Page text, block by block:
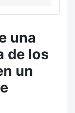
una
de los
un